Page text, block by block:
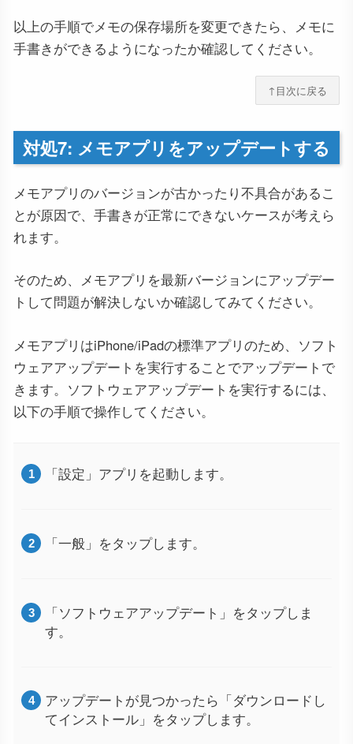
以上の手順でメモの保存場所を変更できたら、メモに
手書きができるようになったか確認してください。
↑目次に戻る
対処7: メモアプリをアップデートする
メモアプリのバージョンが古かったり不具合があるこ
とが原因で、手書きが正常にできないケースが考えら
れます。
そのため、メモアプリを最新バージョンにアップデー
トして問題が解決しないか確認してみてください。
メモアプリはiPhone/iPadの標準アプリのため、ソフト
ウェアアップデートを実行することでアップデートで
きます。ソフトウェアアップデートを実行するには、
以下の手順で操作してください。
「設定」アプリを起動します。
「一般」をタップします。
「ソフトウェアアップデート」をタップしま
す。
アップデートが見つかったら「ダウンロードし
てインストール」をタップします。